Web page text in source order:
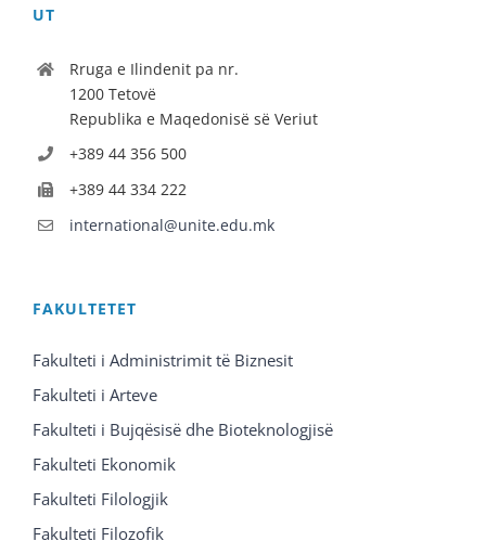
UT
Rruga e Ilindenit pa nr.
1200 Tetovë
Republika e Maqedonisë së Veriut
+389 44 356 500
+389 44 334 222
international@unite.edu.mk
FAKULTETET
Fakulteti i Administrimit të Biznesit
Fakulteti i Arteve
Fakulteti i Bujqësisë dhe Bioteknologjisë
Fakulteti Ekonomik
Fakulteti Filologjik
Fakulteti Filozofik